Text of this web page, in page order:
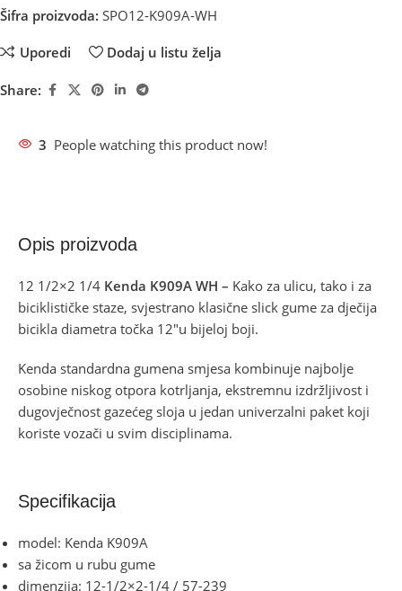
Šifra proizvoda: SPO12-K909A-WH
Uporedi Dodaj u listu želja
Share:
3 People watching this product now!
Opis proizvoda
12 1/2×2 1/4 Kenda K909A WH – Kako za ulicu, tako i za
biciklističke staze, svjestrano klasične slick gume za dječija
bicikla diametra točka 12″u bijeloj boji.
Kenda standardna gumena smjesa kombinuje najbolje
osobine niskog otpora kotrljanja, ekstremnu izdržljivost i
dugovječnost gazećeg sloja u jedan univerzalni paket koji
koriste vozači u svim disciplinama.
Specifikacija
model: Kenda K909A
sa žicom u rubu gume
dimenzija: 12-1/2×2-1/4 / 57-239